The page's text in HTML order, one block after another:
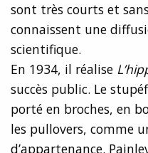
sont très courts et
connaissent une
scientifique.
En 1934, il réalise
succès public. Le
porté en broches, en
les pullovers, comme
d’appartenance.